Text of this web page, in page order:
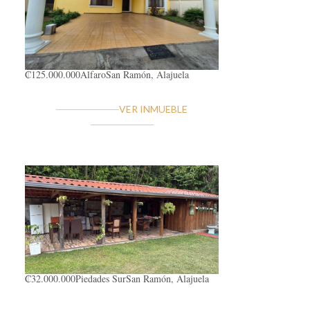
₡125.000.000AlfaroSan Ramón, Alajuela
VER INMUEBLE
₡32.000.000Piedades SurSan Ramón, Alajuela